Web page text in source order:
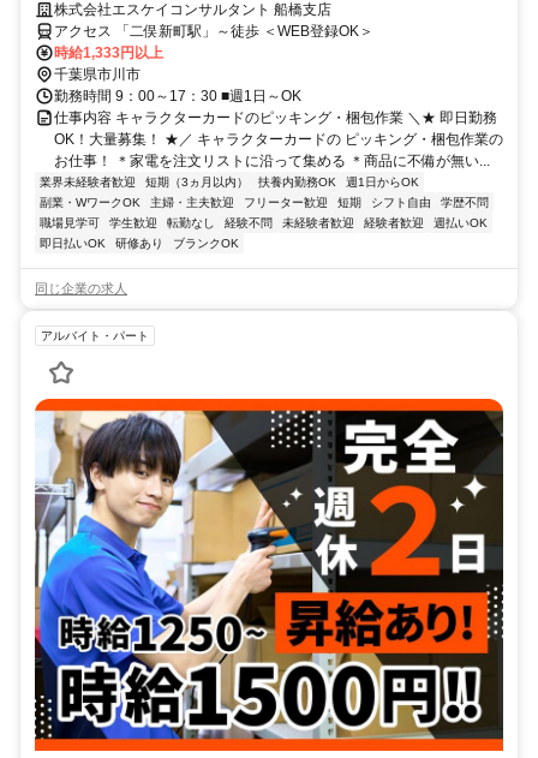
談OK♪
株式会社エスケイコンサルタント 船橋支店
アクセス 「二俣新町駅」～徒歩 ＜WEB登録OK＞
時給1,333円以上
千葉県市川市
勤務時間 9：00～17：30 ■週1日～OK
仕事内容 キャラクターカードのピッキング・梱包作業 ＼★ 即日勤務
OK！大量募集！ ★／ キャラクターカードの ピッキング・梱包作業の
お仕事！ ＊家電を注文リストに沿って集める ＊商品に不備が無い...
業界未経験者歓迎 短期（3ヵ月以内） 扶養内勤務OK
週1日からOK
副業・WワークOK
主婦・主夫歓迎 フリーター歓迎 短期 シフト自由
学歴不問
職場見学可
学生歓迎 転勤なし 経験不問 未経験者歓迎 経験者歓迎
週払いOK
即日払いOK
研修あり ブランクOK
同じ企業の求人
アルバイト・パート